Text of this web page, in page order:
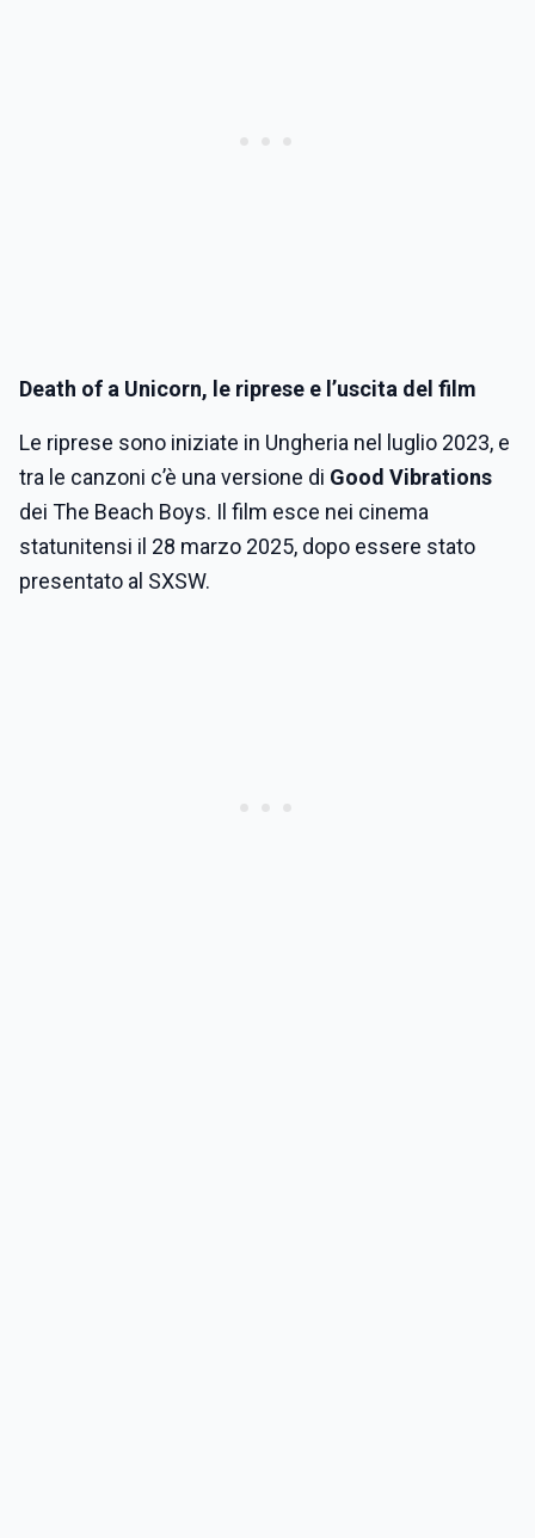
Death of a Unicorn, le riprese e l’uscita del film
Le riprese sono iniziate in Ungheria nel luglio 2023, e
tra le canzoni c’è una versione di Good Vibrations
dei The Beach Boys. Il film esce nei cinema
statunitensi il 28 marzo 2025, dopo essere stato
presentato al SXSW.